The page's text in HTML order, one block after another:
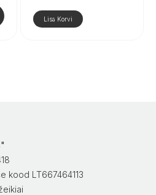
Lisa Korvi
kood LT667464113